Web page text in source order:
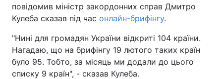
Екологія Регіони
Лонгріди
Відео з Youtube Статті
повідомив міністр закордонних справ Дмитро
Кулеба сказав під час онлайн-брифінгу.
"Нині для громадян України відкриті 104 країни.
Нагадаю, що на брифінгу 19 лютого таких країн
було 95. Тобто, за місяць ми додали до цього
списку 9 країн", - сказав Кулеба.